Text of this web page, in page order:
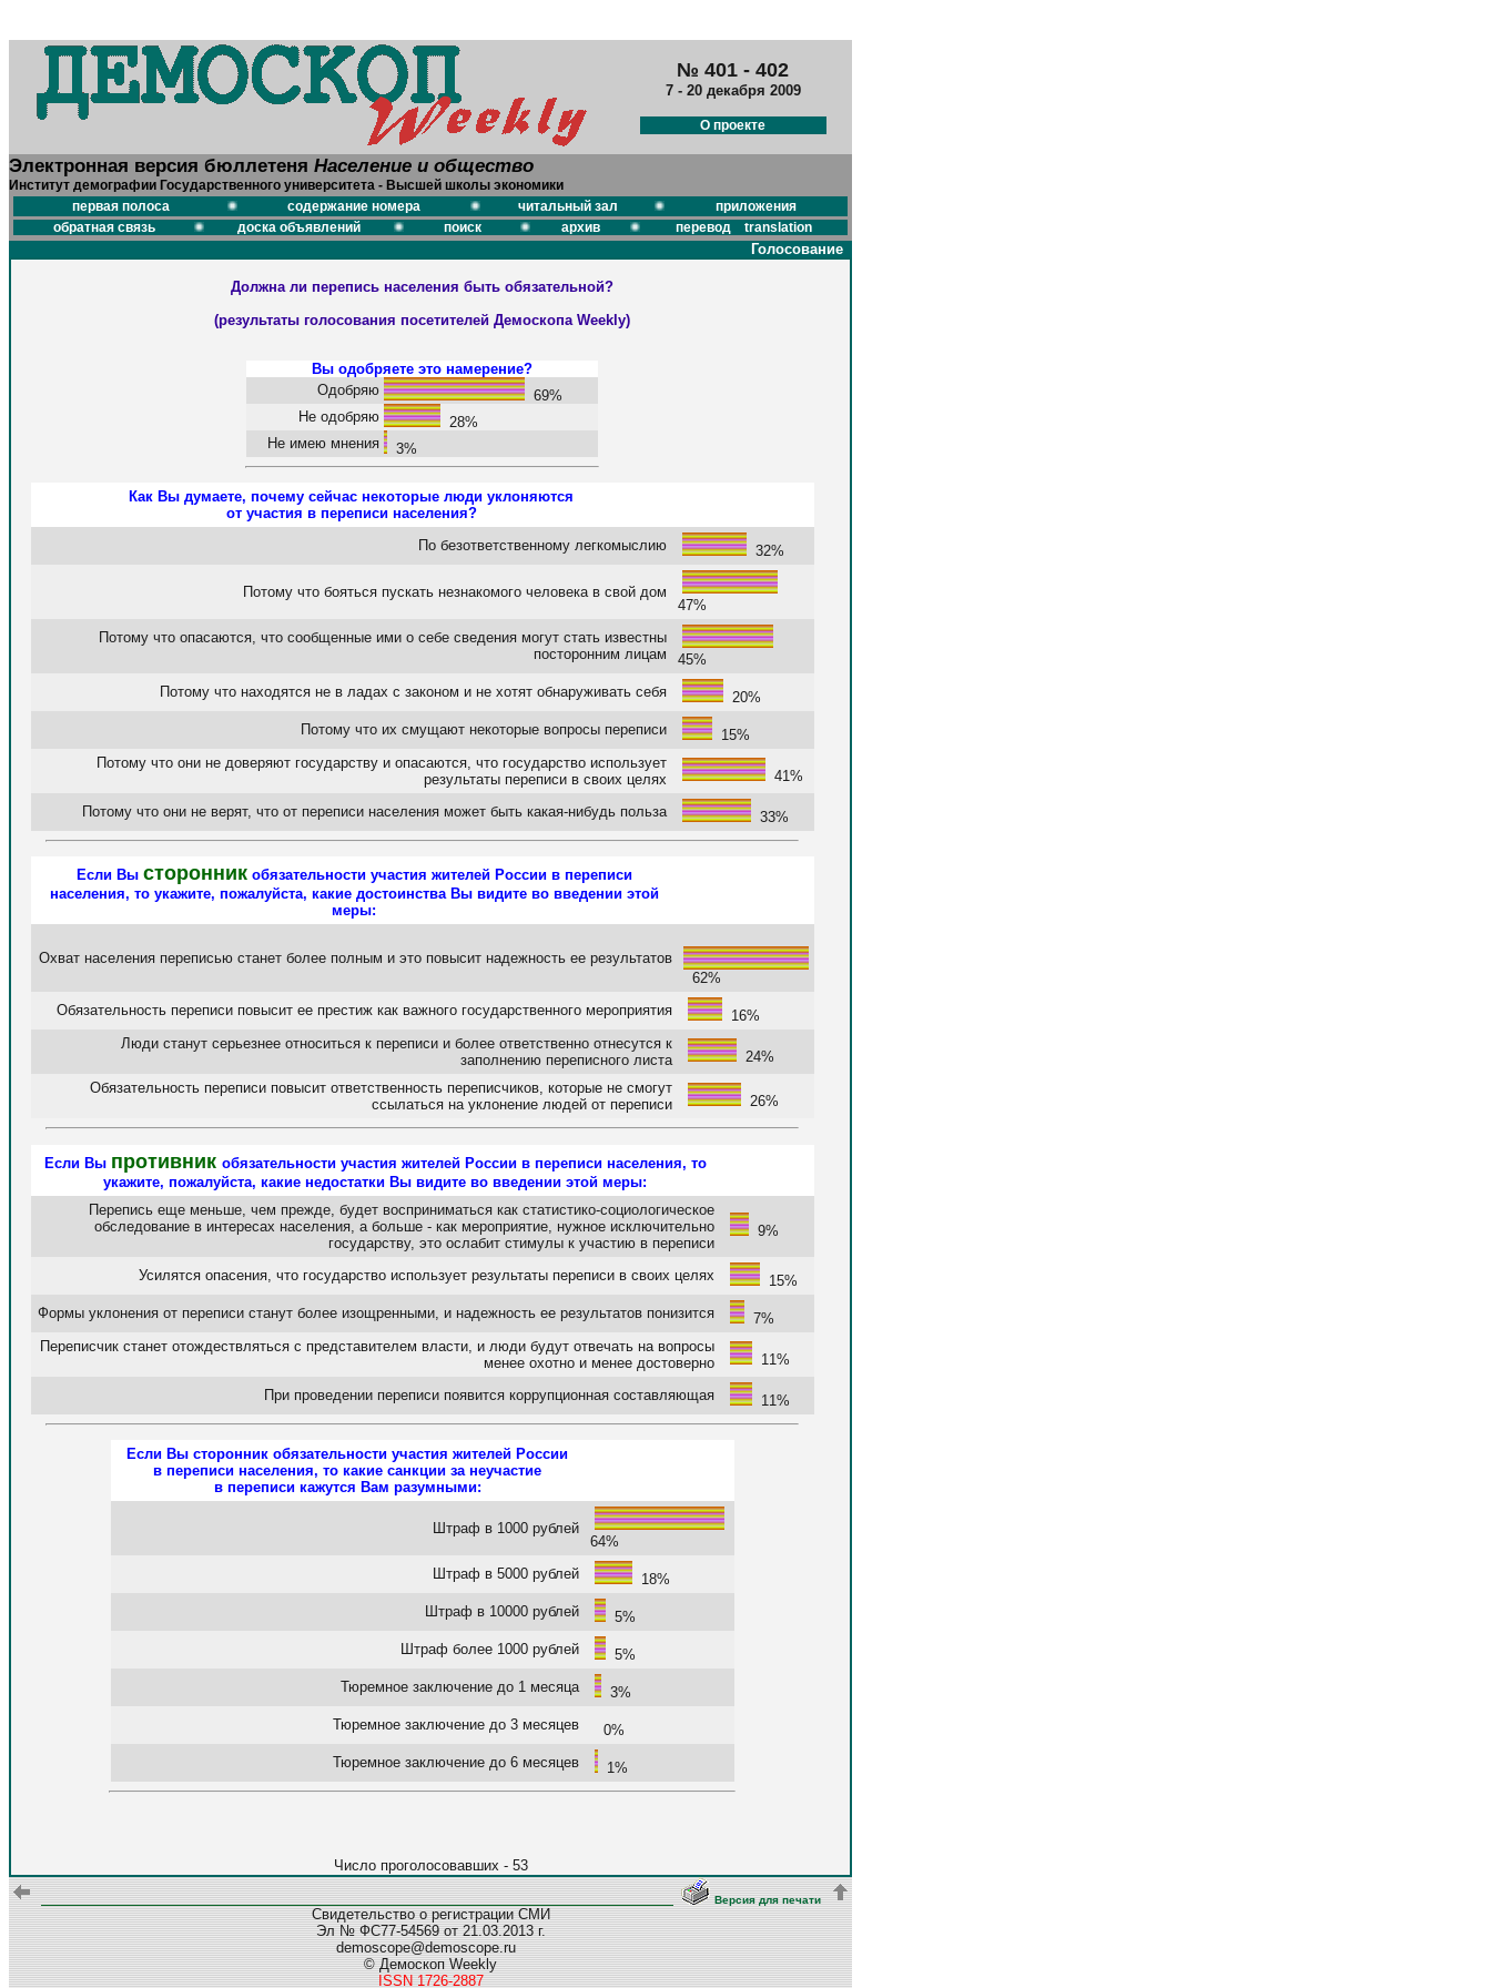
№ 401 - 402
7 - 20 декабря 2009
О проекте
Электронная версия бюллетеня Население и общество
Институт демографии Государственного университета - Высшей школы экономики
первая полоса
содержание номера читальный зал
приложения
обратная связь
доска объявлений поиск архив перевод translation
Голосование
Должна ли перепись населения быть обязательной?
(результаты голосования посетителей Демоскопа Weekly)
Вы одобряете это намерение?
Одобряю
69%
Не одобряю
28%
Не имею мнения
3%
Как Вы думаете, почему сейчас некоторые люди уклоняются
от участия в переписи населения?
По безответственному легкомыслию
32%
Потому что бояться пускать незнакомого человека в свой дом
47%
Потому что опасаются, что сообщенные ими о себе сведения могут стать известны
посторонним лицам
45%
Потому что находятся не в ладах с законом и не хотят обнаруживать себя
20%
Потому что их смущают некоторые вопросы переписи
15%
Потому что они не доверяют государству и опасаются, что государство использует
результаты переписи в своих целях
41%
Потому что они не верят, что от переписи населения может быть какая-нибудь польза 33%
Если Вы сторонникобязательности участия жителей России в переписи
населения, то укажите, пожалуйста, какие достоинства Вы видите во введении этой
меры:
Охват населения переписью станет более полным и это повысит надежность ее результатов
62%
Обязательность переписи повысит ее престиж как важного государственного мероприятия
16%
Люди станут серьезнее относиться к переписи и более ответственно отнесутся к
заполнению переписного листа
24%
Обязательность переписи повысит ответственность переписчиков, которые не смогут
ссылаться на уклонение людей от переписи
26%
Если Вы противник обязательности участия жителей России в переписи населения, то
укажите, пожалуйста, какие недостатки Вы видите во введении этой меры:
Перепись еще меньше, чем прежде, будет восприниматься как статистико-социологическое
обследование в интересах населения, а больше - как мероприятие, нужное исключительно
государству, это ослабит стимулы к участию в переписи
9%
Усилятся опасения, что государство использует результаты переписи в своих целях
15%
Формы уклонения от переписи станут более изощренными, и надежность ее результатов понизится
7%
Переписчик станет отождествляться с представителем власти, и люди будут отвечать на вопросы
менее охотно и менее достоверно
11%
При проведении переписи появится коррупционная составляющая 11%
Если Вы сторонник обязательности участия жителей России
в переписи населения, то какие санкции за неучастие
в переписи кажутся Вам разумными:
Штраф в 1000 рублей
64%
Штраф в 5000 рублей
18%
Штраф в 10000 рублей
5%
Штраф более 1000 рублей
5%
Тюремное заключение до 1 месяца
3%
Тюремное заключение до 3 месяцев
0%
Тюремное заключение до 6 месяцев
1%
Число проголосовавших - 53
Версия для печати
Свидетельство о регистрации СМИ
Эл № ФС77-54569 от 21.03.2013 г.
demoscope@demoscope.ru
© Демоскоп Weekly
ISSN 1726-2887